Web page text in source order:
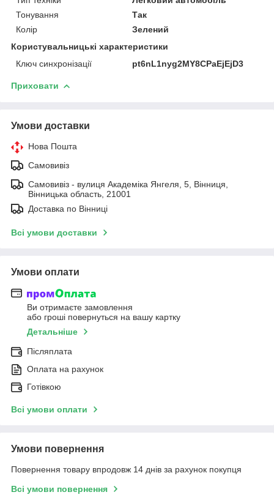
Тонування
Так
Колір
Зелений
Користувальницькі характеристики
Ключ синхронізації
pt6nL1nyg2MY8CPaEjEjD3
Приховати
Умови доставки
Нова Пошта
Самовивіз
Самовивіз - вулиця Академіка Янгеля, 5, Вінниця,
Вінницька область, 21001
Доставка по Вінниці
Всі умови доставки
Умови оплати
Ви отримаєте замовлення
або гроші повернуться на вашу картку
Детальніше
Післяплата
Оплата на рахунок
Готівкою
Всі умови оплати
Умови повернення
Повернення товару впродовж 14 днів за рахунок покупця
Всі умови повернення